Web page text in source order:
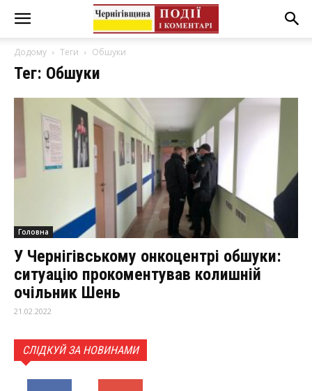
Додому Теги Обшуки
Тег: Обшуки
Головна
У Чернігівському онкоцентрі обшуки:
ситуацію прокоментував колишній
очільник Шень
21.02.2022
СЛІДКУЙ ЗА НОВИНАМИ